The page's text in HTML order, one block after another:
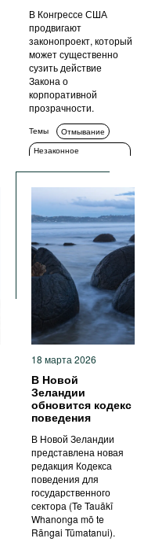
В Конгрессе США
продвигают
законопроект, который
может существенно
сузить действие
Закона о
корпоративной
прозрачности.
Темы
Отмывание
Незаконное
18 марта 2026
В Новой
Зеландии
обновится кодекс
поведения
В Новой Зеландии
представлена новая
редакция Кодекса
поведения для
государственного
сектора (Te Tauākī
Whanonga mō te
Rāngai Tūmatanui).